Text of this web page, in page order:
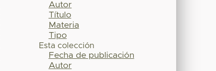
Autor
Título
Materia
Tipo
Esta colección
Fecha de publicación
Autor